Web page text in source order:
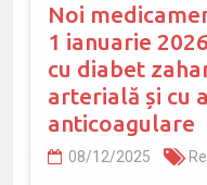
Noi
1 ianuarie
cu diabet
arterială și cu
anticoagulare
08/12/2025